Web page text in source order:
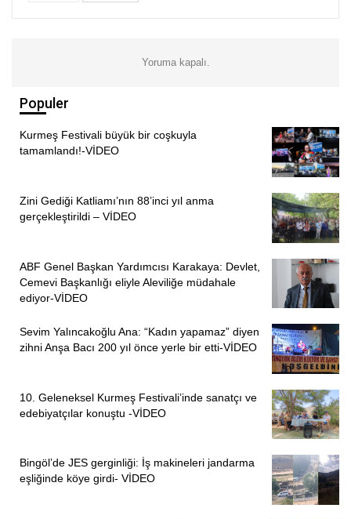
Yoruma kapalı.
Populer
Kurmeş Festivali büyük bir coşkuyla
tamamlandı!-VİDEO
Zini Gediği Katliamı’nın 88’inci yıl anma
gerçekleştirildi – VİDEO
ABF Genel Başkan Yardımcısı Karakaya: Devlet,
Cemevi Başkanlığı eliyle Aleviliğe müdahale
ediyor-VİDEO
Sevim Yalıncakoğlu Ana: “Kadın yapamaz” diyen
zihni Anşa Bacı 200 yıl önce yerle bir etti-VİDEO
10. Geleneksel Kurmeş Festivali’inde sanatçı ve
edebiyatçılar konuştu -VİDEO
Bingöl’de JES gerginliği: İş makineleri jandarma
eşliğinde köye girdi- VİDEO